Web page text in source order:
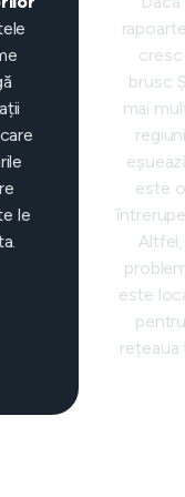
le
cresc
brusc
mai
este o
Altfel,
este
rețeaua